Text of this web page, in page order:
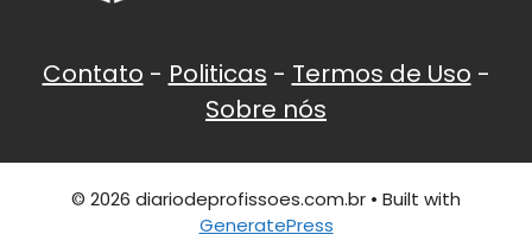
Contato - Politicas - Termos de Uso -
Sobre nós
© 2026 diariodeprofissoes.com.br • Built with
GeneratePress